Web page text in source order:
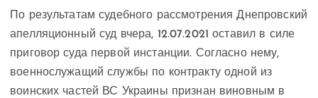
По результатам судебного рассмотрения Днепровский
апелляционный суд вчера, 12.07.2021 оставил в силе
приговор суда первой инстанции. Согласно нему,
военнослужащий службы по контракту одной из
воинских частей ВС Украины признан виновным в